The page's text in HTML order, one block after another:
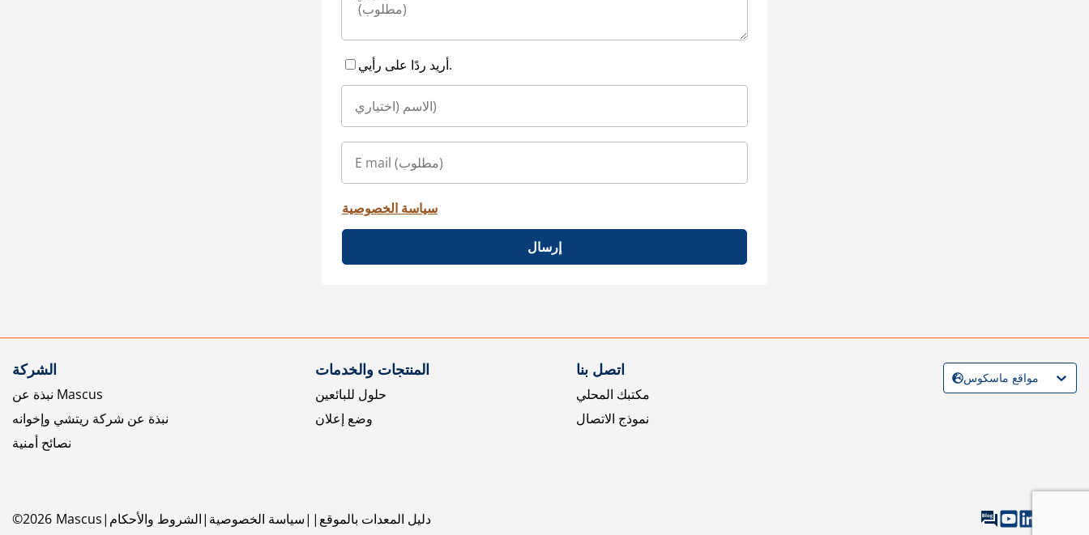
أريد ردًا على رأيي.
سياسة الخصوصية
إرسال
الشركة
نبذة عن Mascus
نبذة عن شركة ريتشي وإخوانه
نصائح أمنية
المنتجات والخدمات
حلول للبائعين
وضع إعلان
اتصل بنا
مكتبك المحلي
نموذج الاتصال
©2026 Mascus الشروط والأحكام سياسة الخصوصية دليل المعدات بالموقع
مواقع ماسكوس